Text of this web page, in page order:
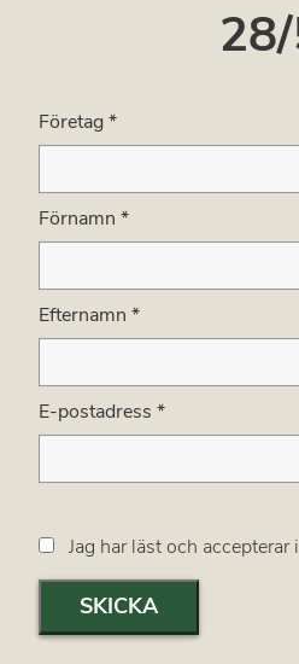
Företag*
Förnamn *
Efternamn *
E-postadress *
Jag har läst och
SKICKA